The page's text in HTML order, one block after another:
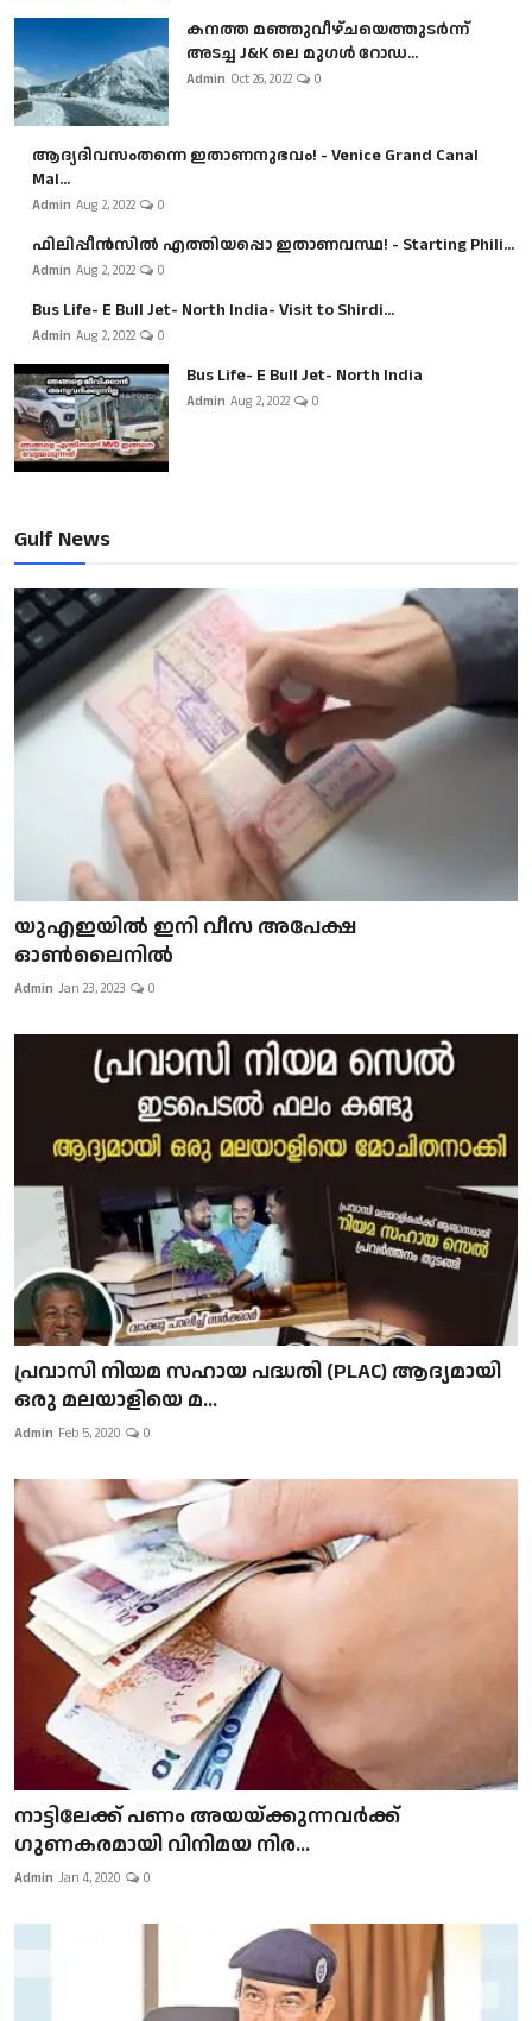
കനത്ത മഞ്ഞുവീഴ്ചയെത്തുടർന്ന്
അടച്ച J&K ലെ മുഗൾ റോഡ...
Admin Oct 26, 2022 0
ആദ്യദിവസംതന്നെ ഇതാണനുഭവം! - Venice Grand Canal
Mal...
Admin Aug 2, 2022 0
ഫിലിപ്പീൻസിൽ എത്തിയപ്പൊ ഇതാണവസ്ഥ! - Starting Phili...
Admin Aug 2, 2022 0
Bus Life- E Bull Jet- North India- Visit to Shirdi...
Admin Aug 2, 2022 0
Bus Life- E Bull Jet- North India
Admin Aug 2, 2022 0
Gulf News
യുഎഇയിൽ ഇനി വീസ അപേക്ഷ
ഓൺലൈനിൽ
Admin Jan 23, 2023 0
പ്രവാസി നിയമ സഹായ പദ്ധതി (PLAC) ആദ്യമായി
ഒരു മലയാളിയെ മ...
Admin Feb 5, 2020 0
നാട്ടിലേക്ക് പണം അയയ്ക്കുന്നവർക്ക്
ഗുണകരമായി വിനിമയ നിര...
Admin Jan 4, 2020 0